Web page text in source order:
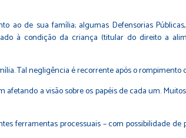
ao de sua família; algumas Defensorias
à condição da criança (titular do direito a
Tal negligência é recorrente após o rompimento
a visão sobre os papéis de cada um.
ferramentas processuais – com possibilidade